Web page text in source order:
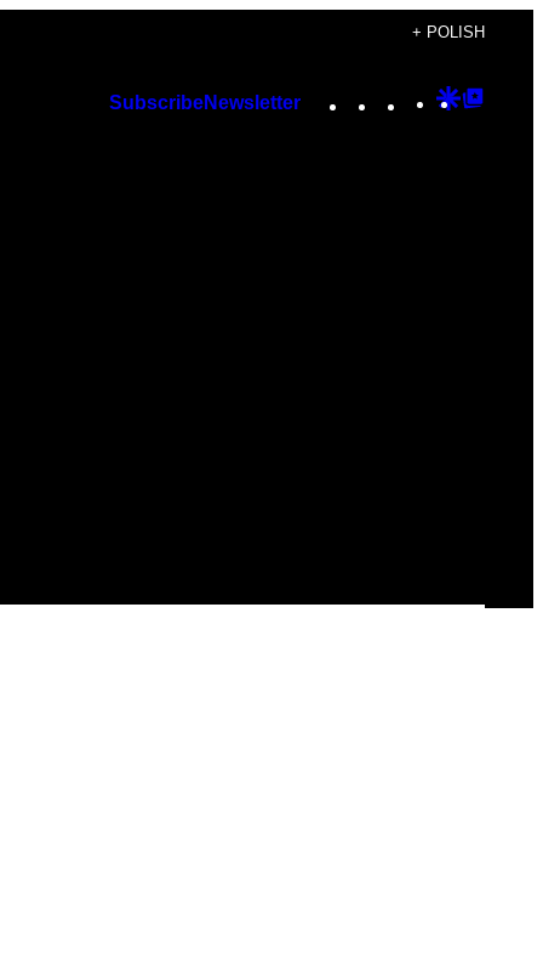
+ POLISH
SubscribeNewsletter Instagram
TikTok
YouTube
Google